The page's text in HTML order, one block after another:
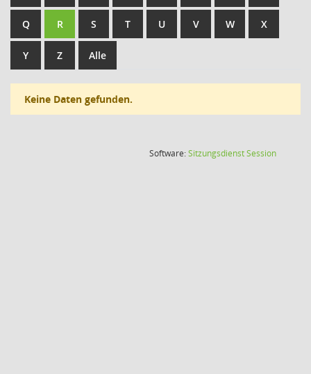
Q R S T U V W X
Y Z Alle
Keine Daten gefunden.
Software:SitzungsdienstSession(Wird in